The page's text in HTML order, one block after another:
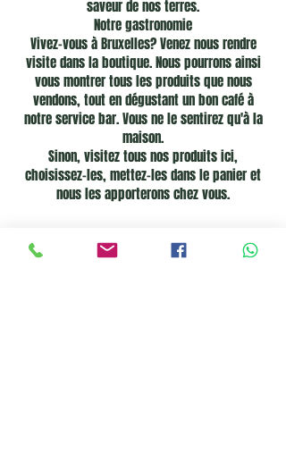
saveur de nos terres.
Notre gastronomie
Vivez-vous à Bruxelles? Venez nous rendre
visite dans la boutique. Nous pourrons ainsi
vous montrer tous les produits que nous
vendons, tout en dégustant un bon café à
notre service bar. Vous ne le sentirez qu'à la
maison.
Sinon, visitez tous nos produits ici,
choisissez-les, mettez-les dans le panier et
nous les apporterons chez vous.